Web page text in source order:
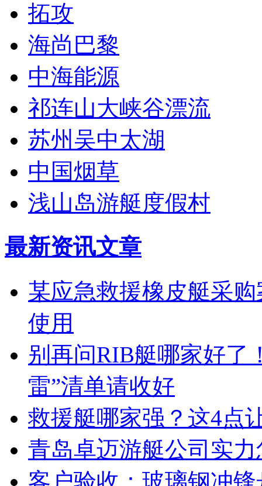
拓攻
海尚巴黎
中海能源
祁连山大峡谷漂流
苏州吴中太湖
中国烟草
浅山岛游艇度假村
最新资讯文章
某应急救援橡皮艇采
使用
别再问RIB艇哪家好了
雷”清单请收好
救援艇哪家强？这4点
青岛卓迈游艇公司实
客户验收：玻璃钢冲